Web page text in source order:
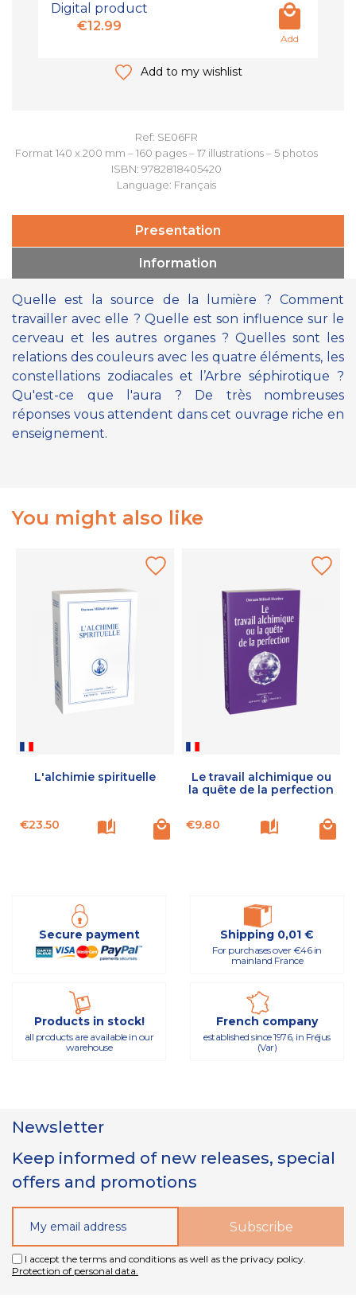
Ref: SE06FR
Format 140 x 200 mm – 160 pages – 17 illustrations – 5 photos
ISBN: 9782818405420
Language: Français
Digital product
€12.99
Add
Add to my wishlist
Presentation
Information
Quelle est la source de la lumière ? Comment
travailler avec elle ? Quelle est son influence sur le
cerveau et les autres organes ? Quelles sont les
relations des couleurs avec les quatre éléments, les
constellations zodiacales et l’Arbre séphirotique ?
Qu'est-ce que l'aura ? De très nombreuses
réponses vous attendent dans cet ouvrage riche en
enseignement.
You might also like
L'alchimie spirituelle
Price
€23.50
Le travail alchimique ou
la quête de la perfection
Price
€9.80
Secure payment Shipping 0,01 €
For purchases over €46 in
mainland France
Products in stock!
all products are available in our
warehouse
French company
established since 1976, in Fréjus
(Var)
Newsletter
Keep informed of new releases, special
offers and promotions
I accept the terms and conditions as well as the privacy policy.
Protection of personal data.